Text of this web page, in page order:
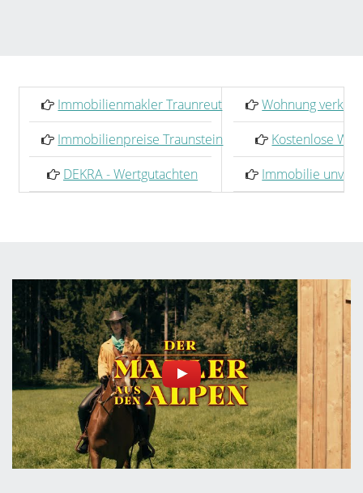
Immobilienmakler Traunreut
Wohnung
Immobilienpreise Traunstein
Kostenlose
DEKRA - Wertgutachten
Immobilie